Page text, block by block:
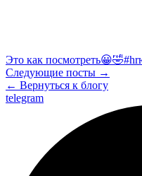
Это как
Следующие посты →
← Вернуться к блогу
telegram